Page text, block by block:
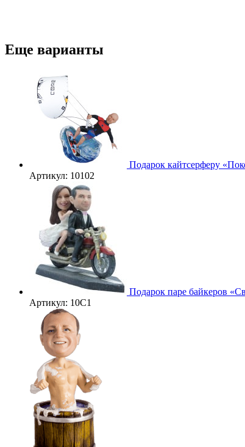
Еще варианты
Подарок кайтсерферу
Артикул: 10102
Подарок паре байкеров
Артикул: 10С1